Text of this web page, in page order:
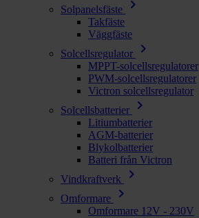
Solpanelsfäste
chevron_right
Takfäste
Väggfäste
Solcellsregulator
chevron_right
MPPT-solcellsregulatorer
PWM-solcellsregulatorer
Victron solcellsregulator
Solcellsbatterier
chevron_right
Litiumbatterier
AGM-batterier
Blykolbatterier
Batteri från Victron
Vindkraftverk
chevron_right
Omformare chevron_right
Omformare 12V - 230V